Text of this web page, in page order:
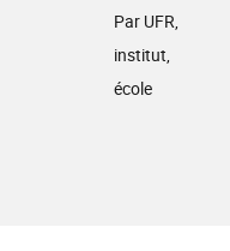
Par UFR,
institut,
école